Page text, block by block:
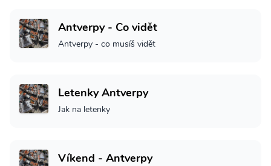
Antverpy - Co vidět
Antverpy - co musíš vidět
Letenky Antverpy
Jak na letenky
Víkend - Antverpy